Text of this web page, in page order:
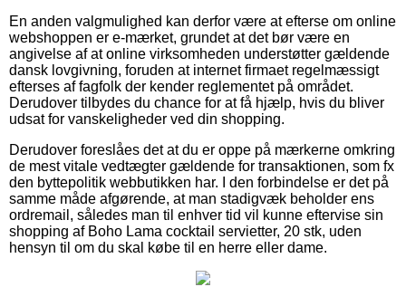
En anden valgmulighed kan derfor være at efterse om online
webshoppen er e-mærket, grundet at det bør være en
angivelse af at online virksomheden understøtter gældende
dansk lovgivning, foruden at internet firmaet regelmæssigt
efterses af fagfolk der kender reglementet på området.
Derudover tilbydes du chance for at få hjælp, hvis du bliver
udsat for vanskeligheder ved din shopping.
Derudover foreslåes det at du er oppe på mærkerne omkring
de mest vitale vedtægter gældende for transaktionen, som fx
den byttepolitik webbutikken har. I den forbindelse er det på
samme måde afgørende, at man stadigvæk beholder ens
ordremail, således man til enhver tid vil kunne eftervise sin
shopping af Boho Lama cocktail servietter, 20 stk, uden
hensyn til om du skal købe til en herre eller dame.